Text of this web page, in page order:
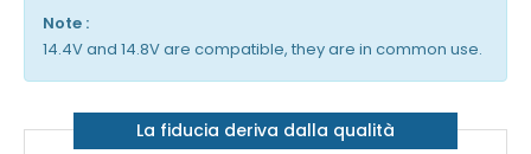
Note :
14.4V and 14.8V are compatible, they are in common use.
La fiducia deriva dalla qualità